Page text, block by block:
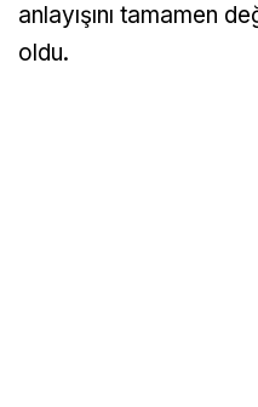
anlayışını tamamen
oldu.